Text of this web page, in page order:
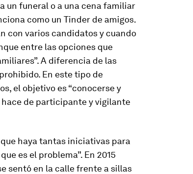
un funeral o a una cena familiar
como un Tinder de amigos.
con varios candidatos y cuando
entre las opciones que
A diferencia de las
En este tipo de
el objetivo es “conocerse y
hace de participante y vigilante
haya tantas iniciativas para
es el problema”. En 2015
sentó en la calle frente a sillas